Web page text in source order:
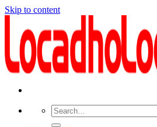
Skip to content